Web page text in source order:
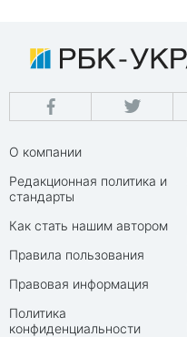
О компании
Редакционная политика и
стандарты
Как стать нашим автором
Правила пользования
Правовая информация
Политика
конфиденциальности